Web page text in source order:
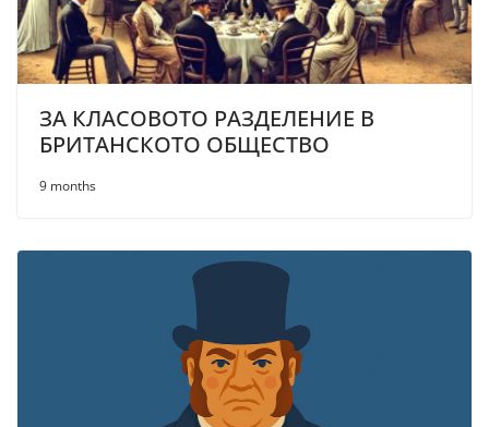
ЗА КЛАСОВОТО РАЗДЕЛЕНИЕ В
БРИТАНСКОТО ОБЩЕСТВО
9 months